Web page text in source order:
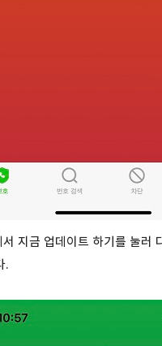
지금 업데이트 하기를 눌러
.